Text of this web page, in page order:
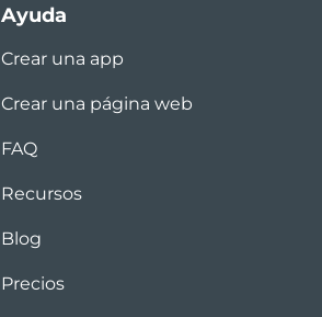
Ayuda
Crear una app
Crear una página web
FAQ
Recursos
Blog
Precios